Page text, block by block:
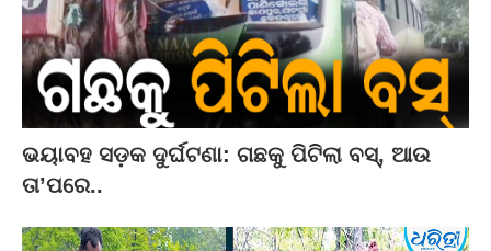
ଭୟାବହ ସଡ଼କ ଦୁର୍ଘଟଣା: ଗଛକୁ ପିଟିଲା ବସ୍‌, ଆଉ
ତା’ପରେ..